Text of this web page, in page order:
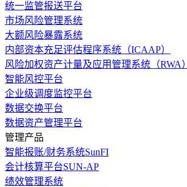
统一监管报送平台
市场风险管理系统
大额风险暴露系统
内部资本充足评估程序系统（ICAAP）
风险加权资产计量及应用管理系统（RWA）
智能风控平台
企业级调度监控平台
数据交换平台
数据资产管理平台
管理产品
智能报账/财务系统SunFI
会计核算平台SUN-AP
绩效管理系统